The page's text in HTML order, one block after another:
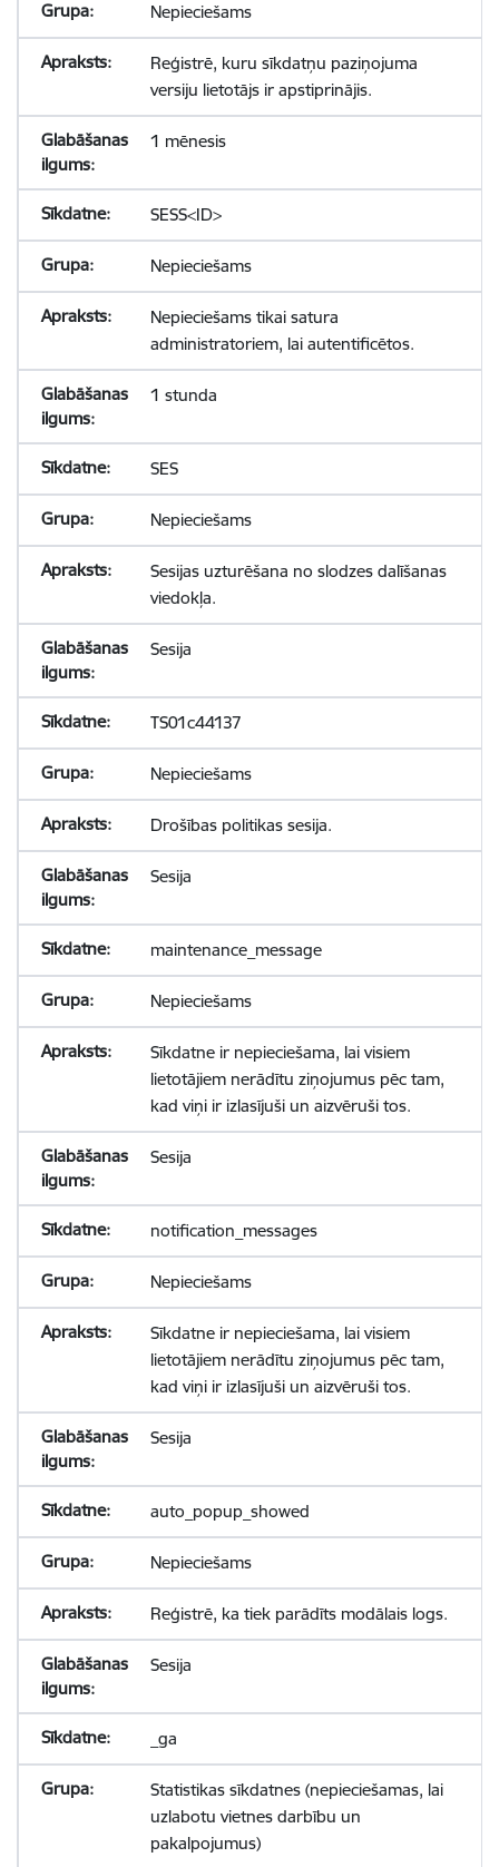
Nepieciešams
Reģistrē, kuru sīkdatņu paziņojuma
versiju lietotājs ir apstiprinājis.
1 mēnesis
SESS<ID>
Nepieciešams
Nepieciešams tikai satura
administratoriem, lai autentificētos.
1 stunda
SES
Nepieciešams
Sesijas uzturēšana no slodzes dalīšanas
viedokļa.
Sesija
TS01c44137
Nepieciešams
Drošības politikas sesija.
Sesija
maintenance_message
Nepieciešams
Sīkdatne ir nepieciešama, lai visiem
lietotājiem nerādītu ziņojumus pēc tam,
kad viņi ir izlasījuši un aizvēruši tos.
Sesija
notification_messages
Nepieciešams
Sīkdatne ir nepieciešama, lai visiem
lietotājiem nerādītu ziņojumus pēc tam,
kad viņi ir izlasījuši un aizvēruši tos.
Sesija
auto_popup_showed
Nepieciešams
Reģistrē, ka tiek parādīts modālais logs.
Sesija
_ga
Statistikas sīkdatnes (nepieciešamas, lai
uzlabotu vietnes darbību un
pakalpojumus)